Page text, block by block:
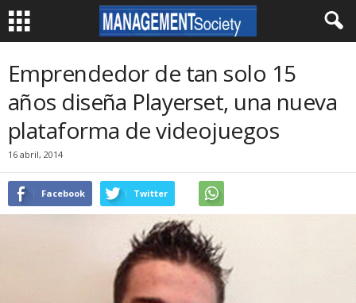
Emprendedor de tan solo 15
años diseña Playerset, una nueva
plataforma de videojuegos
16 abril, 2014
Facebook Twitter